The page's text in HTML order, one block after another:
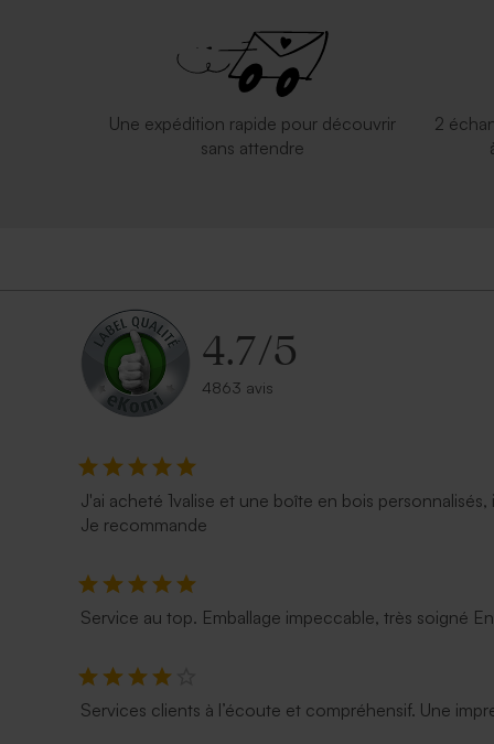
Sac en lin lion le roi du skate Valisette
Une expédition rapide pour découvrir
sans attendre
2
4.7/5
4863 avis
J'ai acheté 1valise et une boîte en bois
Je recommande
Service au top. Emballage impeccable, très soigné
Services clients à l’écoute et compréhensif. Une